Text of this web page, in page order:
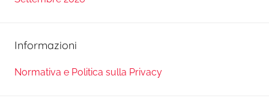
Informazioni
Normativa e Politica sulla Privacy